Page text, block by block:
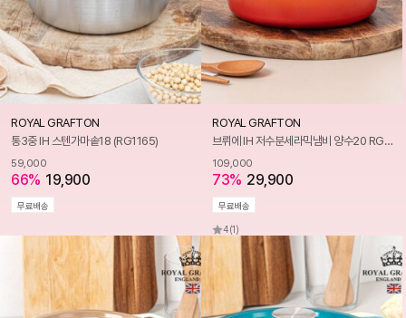
ROYAL GRAFTON
통3중 IH 스텐가마솥18 (RG1165)
59,000
66% 19,900
무료배송
ROYAL GRAFTON
브뤼에 IH 저수분세라믹냄비 양수20 RG1044
109,000
73% 29,900
무료배송
4(1)